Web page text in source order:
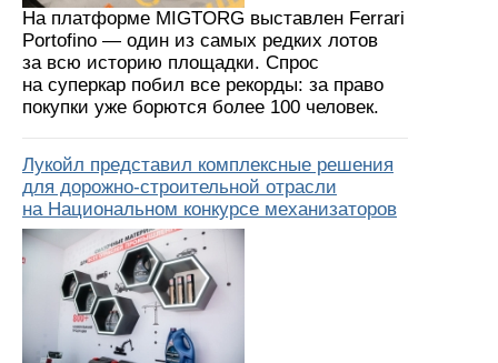
На платформе MIGTORG выставлен Ferrari
Portofino — один из самых редких лотов
за всю историю площадки. Спрос
на суперкар побил все рекорды: за право
покупки уже борются более 100 человек.
Лукойл представил комплексные решения
для дорожно-строительной отрасли
на Национальном конкурсе механизаторов